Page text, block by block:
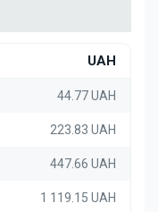
UAH
44.77 UAH
223.83 UAH
447.66 UAH
1 119.15 UAH